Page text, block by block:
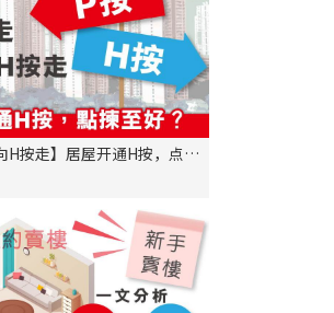
H按走】居屋开通H按，点拣